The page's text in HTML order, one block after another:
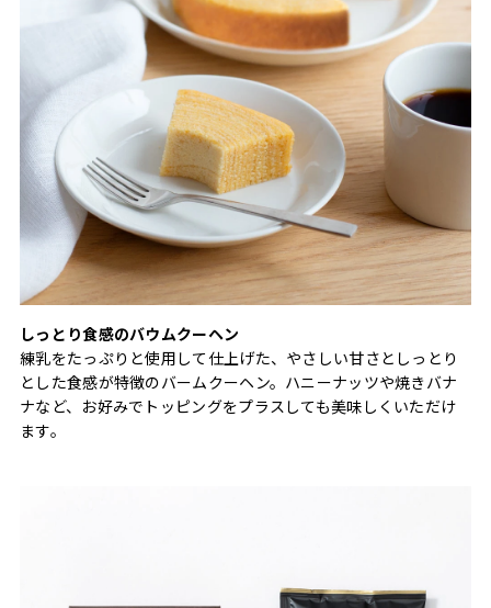
しっとり食感のバウムクーヘン
練乳をたっぷりと使用して仕上げた、やさしい甘さとしっとり
とした食感が特徴のバームクーヘン。ハニーナッツや焼きバナ
ナなど、お好みでトッピングをプラスしても美味しくいただけ
ます。